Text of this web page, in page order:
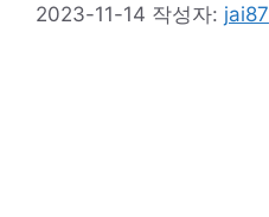
2023-11-14 작성자: jai87